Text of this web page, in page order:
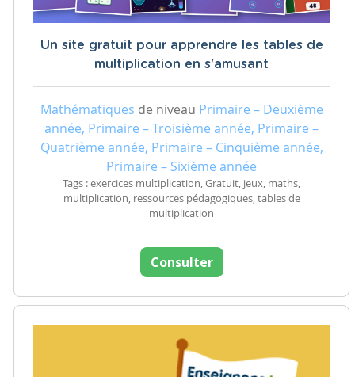
Un site gratuit pour apprendre les tables de
multiplication en s'amusant
Mathématiques de niveau Primaire – Deuxième
année, Primaire – Troisième année, Primaire –
Quatrième année, Primaire – Cinquième année,
Primaire – Sixième année
Tags : exercices multiplication, Gratuit, jeux, maths,
multiplication, ressources pédagogiques, tables de
multiplication
Consulter